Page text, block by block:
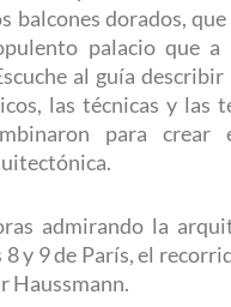
balcones dorados,
palacio que a
al guía
las técnicas y las
para crear
admirando la
y 9 de París, el
Haussmann.